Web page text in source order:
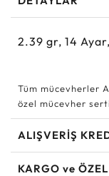
2.39 gr, 14
Tüm mücevherler
özel mücevher
ALIŞVERİŞ
KARGO ve